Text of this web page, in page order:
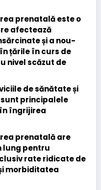
prenatală este o
afectează
și a nou-
țările în curs de
nivel scăzut de
de sănătate și
sunt principalele
îngrijirea
prenatală are
lung pentru
rate ridicate de
morbiditatea